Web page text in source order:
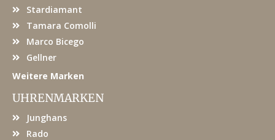
Stardiamant
Tamara Comolli
Marco Bicego
Gellner
Weitere Marken
UHRENMARKEN
Junghans
Rado